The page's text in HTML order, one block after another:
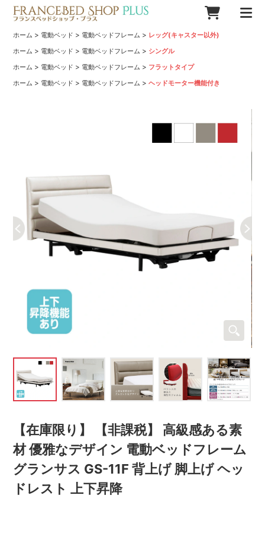
ホーム > 電動ベッド > 電動ベッドフレーム > レッグ(キャスター以外)
ホーム > 電動ベッド > 電動ベッドフレーム > シングル
ホーム > 電動ベッド > 電動ベッドフレーム > フラットタイプ
ホーム > 電動ベッド > 電動ベッドフレーム >ヘッドモーター機能付き
【在庫限り】 【非課税】 高級感ある素
材 優雅なデザイン 電動ベッドフレーム
グランサス GS-11F 背上げ 脚上げ ヘッ
ドレスト 上下昇降